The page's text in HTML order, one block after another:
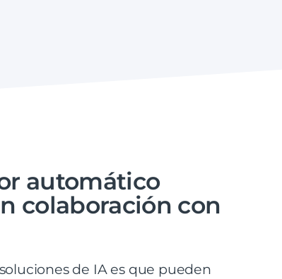
automático
colaboración con
de IA es que pueden